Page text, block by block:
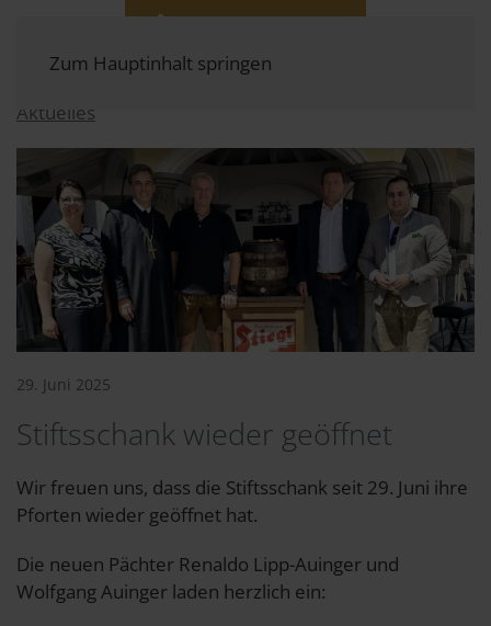
Zum Hauptinhalt springen
Aktuelles
29. Juni 2025
Stiftsschank wieder geöffnet
Wir freuen uns, dass die Stiftsschank seit 29. Juni ihre
Pforten wieder geöffnet hat.
Die neuen Pächter Renaldo Lipp-Auinger und
Wolfgang Auinger laden herzlich ein: